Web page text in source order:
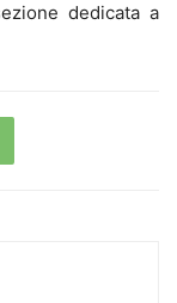
dedicata a